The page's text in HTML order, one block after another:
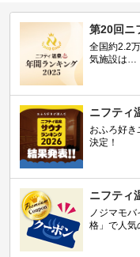
第20回ニ
全国約2.2
気施設は…
ニフティ
おふろ好
決定！
ニフティ
ノジマモ
格」で人気